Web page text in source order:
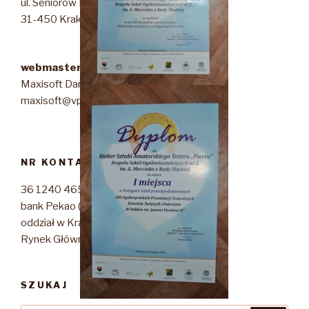
31-450 Kraków
webmaster & webdesigner
Maxisoft Dariusz Szmigielski
maxisoft@vp.pl
NR KONTA STOWARZYSZENIA
36 1240 4650 1111 0010 7266 1407
bank Pekao (PKOSA)
oddział w Krakowie
Rynek Główny 47, 30-960 Kraków
SZUKAJ